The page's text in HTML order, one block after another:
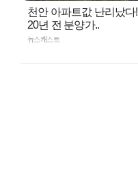
천안 아파트값 난리났다!
20년 전 분양가..
뉴스캐스트